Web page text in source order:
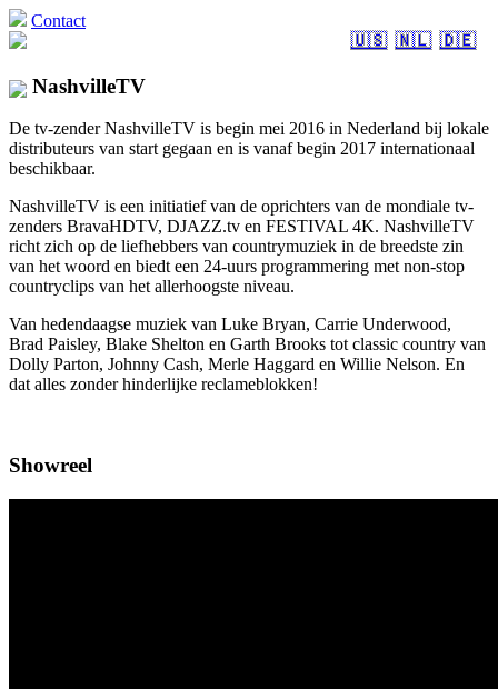
Contact
🇺🇸 🇳🇱 🇩🇪
NashvilleTV
De tv-zender NashvilleTV is begin mei 2016 in Nederland bij lokale
distributeurs van start gegaan en is vanaf begin 2017 internationaal
beschikbaar.
NashvilleTV is een initiatief van de oprichters van de mondiale tv-
zenders BravaHDTV, DJAZZ.tv en FESTIVAL 4K. NashvilleTV
richt zich op de liefhebbers van countrymuziek in de breedste zin
van het woord en biedt een 24-uurs programmering met non-stop
countryclips van het allerhoogste niveau.
Van hedendaagse muziek van Luke Bryan, Carrie Underwood,
Brad Paisley, Blake Shelton en Garth Brooks tot classic country van
Dolly Parton, Johnny Cash, Merle Haggard en Willie Nelson. En
dat alles zonder hinderlijke reclameblokken!
Showreel